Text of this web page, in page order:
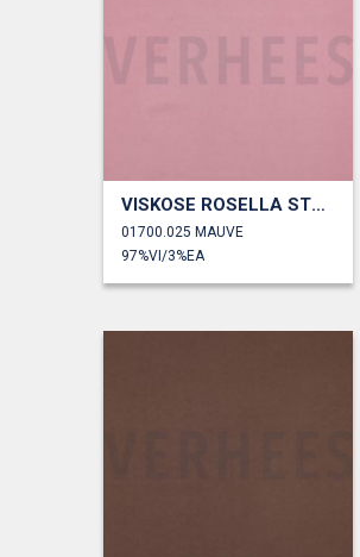
VISKOSE ROSELLA STRETCH
01700.025 MAUVE
97%VI/3%EA